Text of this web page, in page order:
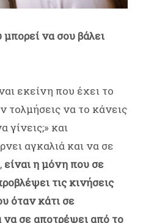
μπορεί να σου βάλει
εκείνη που έχει το
τολμήσεις να το κάνεις
γίνεις;» και
αγκαλιά και να σε
είναι η μόνη που σε
τις κινήσεις
όταν κάτι σε
να σε αποτρέψει από το